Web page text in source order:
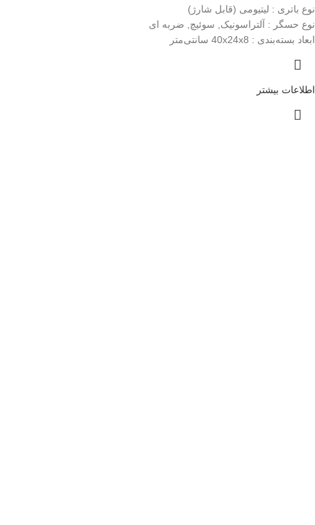
نوع باتری : لیتیومی (قابل شارژ)
نوع حسگر : آلتراسونیک, سوئیچ, ضربه ای
ابعاد بسته‌بندی : 40x24x8 سانتی‌متر
اطلاعات بیشتر